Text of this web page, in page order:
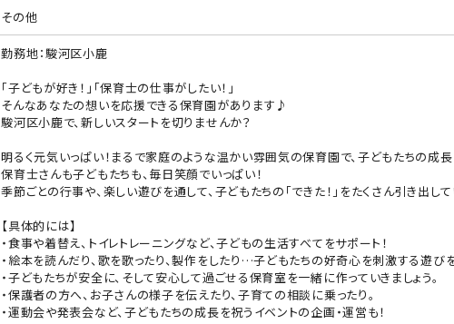
その他
勤務地：駿河区小鹿
「子どもが好き！」「保育士の仕事がしたい！」
そんなあなたの想いを応援できる保育園があります♪
駿河区小鹿で、新しいスタートを切りませんか？
明るく元気いっぱい！まるで家庭のような温かい雰囲気の保育園で、子どもたちの成長
保育士さんも子どもたちも、毎日笑顔でいっぱい！
季節ごとの行事や、楽しい遊びを通して、子どもたちの「できた！」をたくさん引き出して
【具体的には】
・食事や着替え、トイレトレーニングなど、子どもの生活すべてをサポート！
・絵本を読んだり、歌を歌ったり、製作をしたり…子どもたちの好奇心を刺激する遊び
・子どもたちが安全に、そして安心して過ごせる保育室を一緒に作っていきましょう。
・保護者の方へ、お子さんの様子を伝えたり、子育ての相談に乗ったり。
・運動会や発表会など、子どもたちの成長を祝うイベントの企画・運営も！